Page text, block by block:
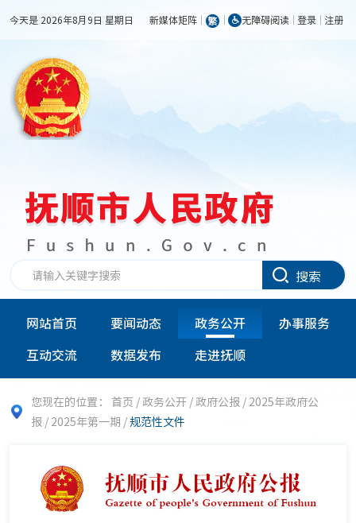
今天是 2026年8月9日 星期日 新媒体矩阵 无障碍阅读 登录 注册
搜索
网站首页 要闻动态 政务公开
办事服务
互动交流
数据发布 走进抚顺
您现在的位置： 首页 /政务公开 /政府公报 / 2025年政府公
报 / 2025年第一期 /规范性文件